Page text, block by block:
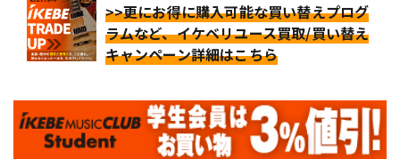
>>更にお得に購入可能な買い替えプログ
ラムなど、イケベリユース買取/買い替え
キャンペーン詳細はこちら